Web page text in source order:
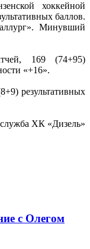
хоккейной
баллов.
Минувший
169 (74+95)
«+16».
результативных
ХК «Дизель»
с Олегом